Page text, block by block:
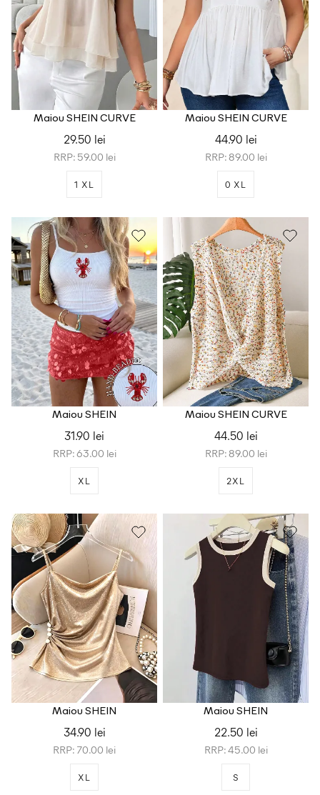
Maiou SHEIN CURVE
29.50 lei
RRP: 59.00 lei
1 XL
Maiou SHEIN CURVE
44.90 lei
RRP: 89.00 lei
0 XL
Maiou SHEIN
31.90 lei
RRP: 63.00 lei
XL
Maiou SHEIN CURVE
44.50 lei
RRP: 89.00 lei
2XL
Maiou SHEIN
34.90 lei
RRP: 70.00 lei
XL
Maiou SHEIN
22.50 lei
RRP: 45.00 lei
S